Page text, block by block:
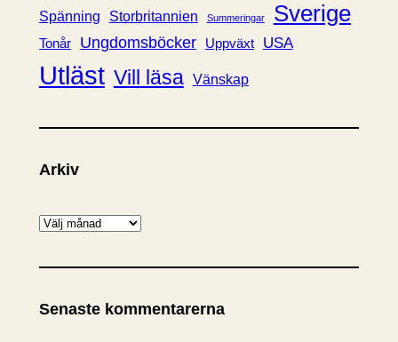
Spänning Storbritannien Summeringar Sverige
Tonår Ungdomsböcker Uppväxt USA
Utläst Vill läsa Vänskap
Arkiv
A
k
v
Senaste kommentarerna